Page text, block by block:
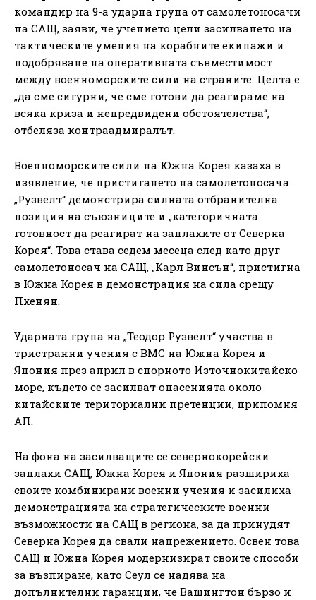
командир на 9-а ударна група от самолетоносачи
на САЩ, заяви, че учението цели засилването на
тактическите умения на корабните екипажи и
подобряване на оперативната съвместимост
между военноморските сили на страните. Целта е
„да сме сигурни, че сме готови да реагираме на
всяка криза и непредвидени обстоятелства“,
отбеляза контраадмиралът.
Военноморските сили на Южна Корея казаха в
изявление, че пристигането на самолетоносача
„Рузвелт“ демонстрира силната отбранителна
позиция на съюзниците и „категоричната
готовност да реагират на заплахите от Северна
Корея“. Това става седем месеца след като друг
самолетоносач на САЩ, „Карл Винсън“, пристигна
в Южна Корея в демонстрация на сила срещу
Пхенян.
Ударната група на „Теодор Рузвелт“ участва в
тристранни учения с ВМС на Южна Корея и
Япония през април в спорното Източнокитайско
море, където се засилват опасенията около
китайските териториални претенции, припомня
АП.
На фона на засилващите се севернокорейски
заплахи САЩ, Южна Корея и Япония разшириха
своите комбинирани военни учения и засилиха
демонстрацията на стратегическите военни
възможности на САЩ в региона, за да принудят
Северна Корея да свали напрежението. Освен това
САЩ и Южна Корея модернизират своите способи
за възпиране, като Сеул се надява на
допълнителни гаранции, че Вашингтон бързо и